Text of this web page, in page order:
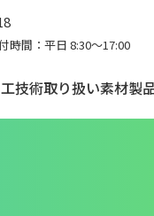
時間：平日 8:30〜17:00
技術取り扱い素材製